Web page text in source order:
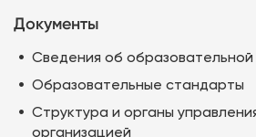
Документы
Сведения об образовательной
Образовательные стандарты
Структура и органы
организацией